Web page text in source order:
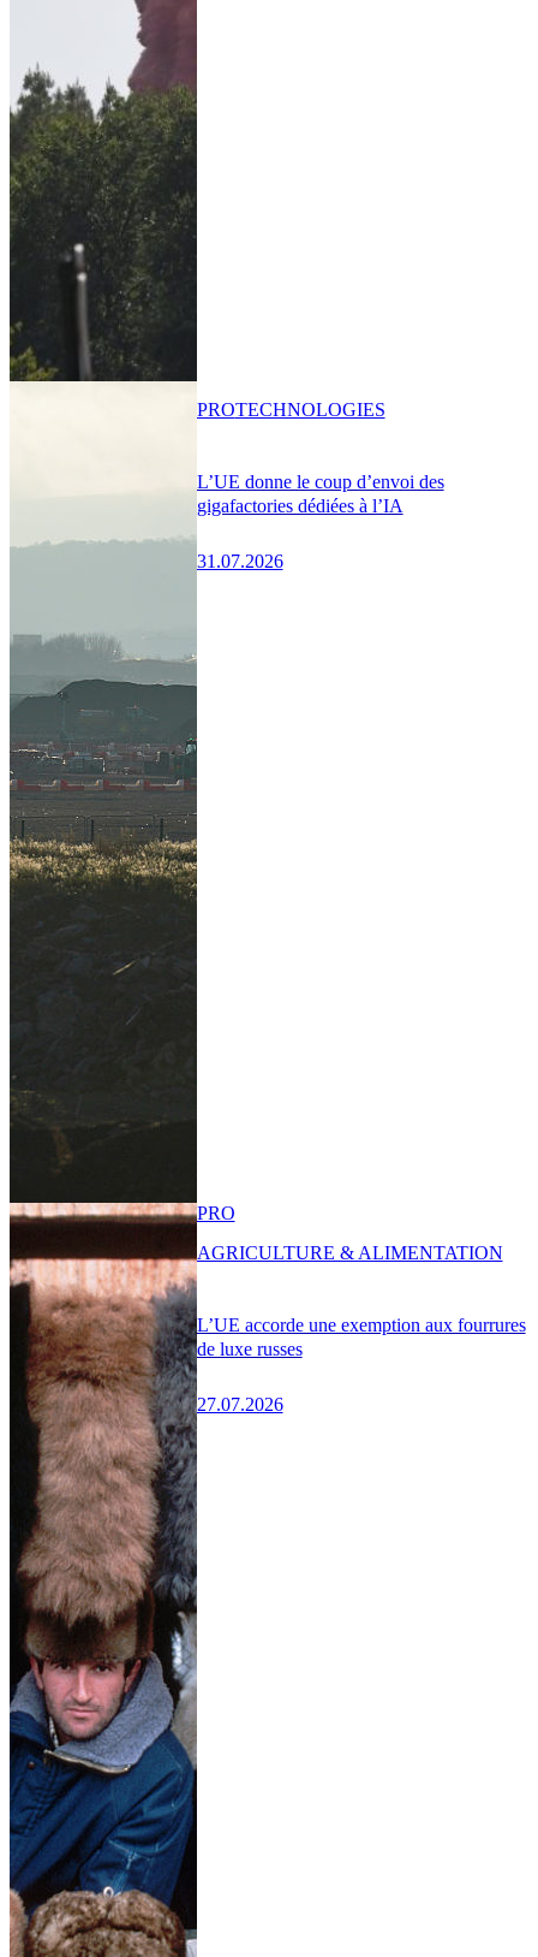
L’UE donne le coup d’envoi des
gigafactories dédiées à l’IA
31.07.2026
PROTECHNOLOGIES
L’UE accorde une exemption aux fourrures
de luxe russes
27.07.2026
PRO
AGRICULTURE & ALIMENTATION